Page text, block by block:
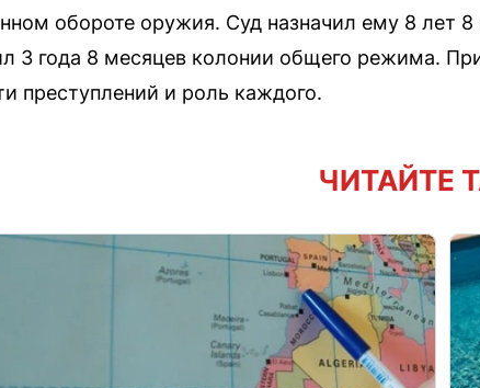
обороте оружия. Суд назначил ему 8 лет
3 года 8 месяцев колонии общего режима.
преступлений и роль каждого.
ЧИТАЙТЕ